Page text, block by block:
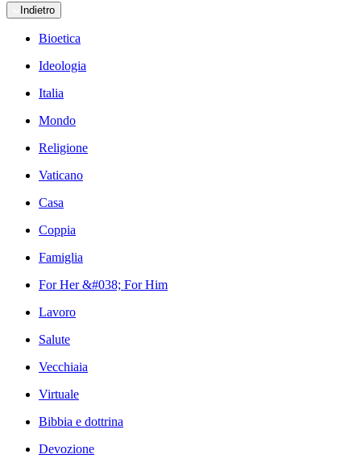
Indietro
Bioetica
Ideologia
Italia
Mondo
Religione
Vaticano
Casa
Coppia
Famiglia
For Her &#038; For Him
Lavoro
Salute
Vecchiaia
Virtuale
Bibbia e dottrina
Devozione